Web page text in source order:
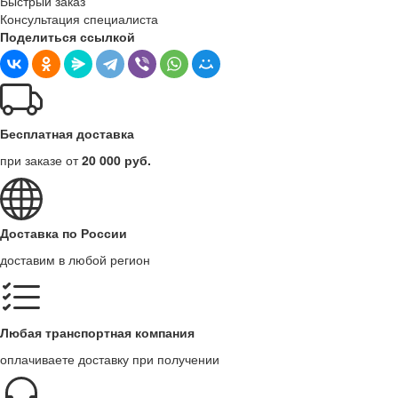
Консультация специалиста
Поделиться ссылкой
Бесплатная доставка
при заказе от20 000 руб.
Доставка по России
доставим в любой регион
Любая транспортная компания
оплачиваете доставку при получении